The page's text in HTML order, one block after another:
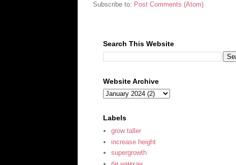
Subscribe to: Post Comments (Atom)
Search This Website
Website Archive
Labels
grow taller
increase height
supergrowth